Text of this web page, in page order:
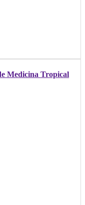
Medicina Tropical